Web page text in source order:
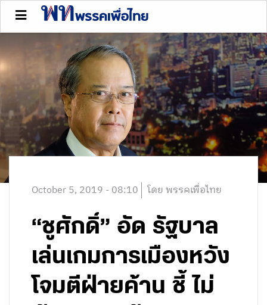
October 5, 2019 - 08:10 โดย พรรคเพื่อไทย
“ชูศักดิ์” อัด รัฐบาล
เล่นเกมการเมืองหวัง
โจมตีฝ่ายค้าน ชี้ ไม่